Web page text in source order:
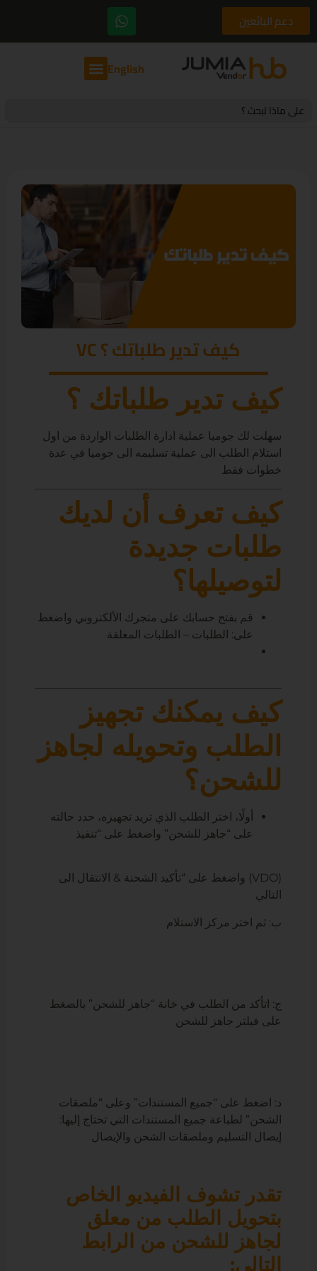
دعم البائعين
English
for:
كيف تدير طلباتك ؟ VC
كيف تدير طلباتك ؟
سهلت لك جوميا عملية ادارة الطلبات الواردة من اول
استلام الطلب الى عملية تسليمه الى جوميا في عدة
خطوات فقط
كيف تعرف أن لديك
طلبات جديدة
لتوصيلها؟
قم بفتح حسابك على متجرك الألكتروني واضغط
على: الطلبات – الطلبات المعلقة
كيف يمكنك تجهيز
الطلب وتحويله لجاهز
للشحن؟
أولًا، اختر الطلب الذي تريد تجهيزه، حدد حالته
على “جاهز للشحن” واضغط على “تنفيذ
(VDO) واضغط على “تأكيد الشحنة & الانتقال الى
التالي
ب: ثم اختر مركز الاستلام
ج: اتأكد من الطلب في خانة “جاهز للشحن” بالضغط
على فيلتر جاهز للشحن
د: اضغط على “جميع المستندات” وعلى “ملصقات
الشحن” لطباعة جميع المستندات التي تحتاج إليها:
إيصال التسليم وملصقات الشحن والإيصال
تقدر تشوف الفيديو الخاص
بتحويل الطلب من معلق
لجاهز للشحن من الرابط
التالى: